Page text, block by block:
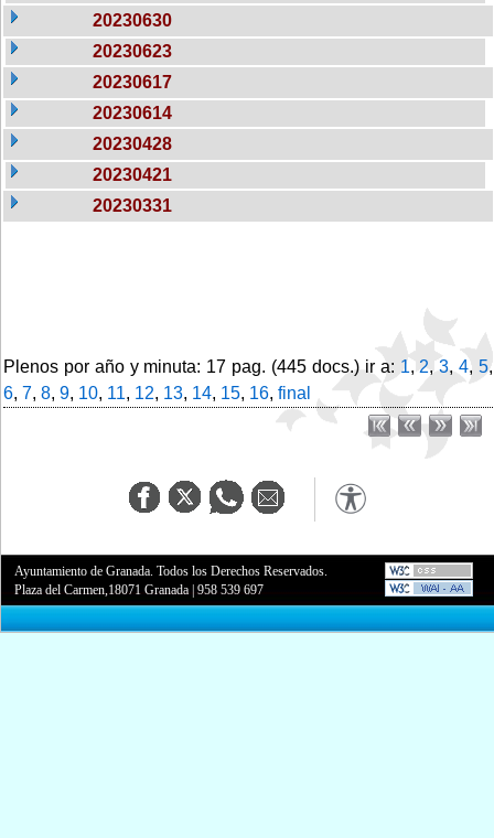
20230630
20230623
20230617
20230614
20230428
20230421
20230331
Plenos por año y minuta: 17 pag. (445 docs.) ir a: 1,2,3,4,5,
6, 7, 8, 9, 10, 11, 12, 13, 14, 15, 16, final
Ayuntamiento de Granada. Todos los Derechos Reservados.
Plaza del Carmen,18071 Granada |958 539 697